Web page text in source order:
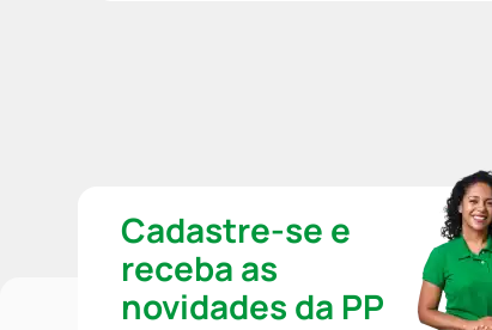
Cadastre-se e
receba as
novidades da PP